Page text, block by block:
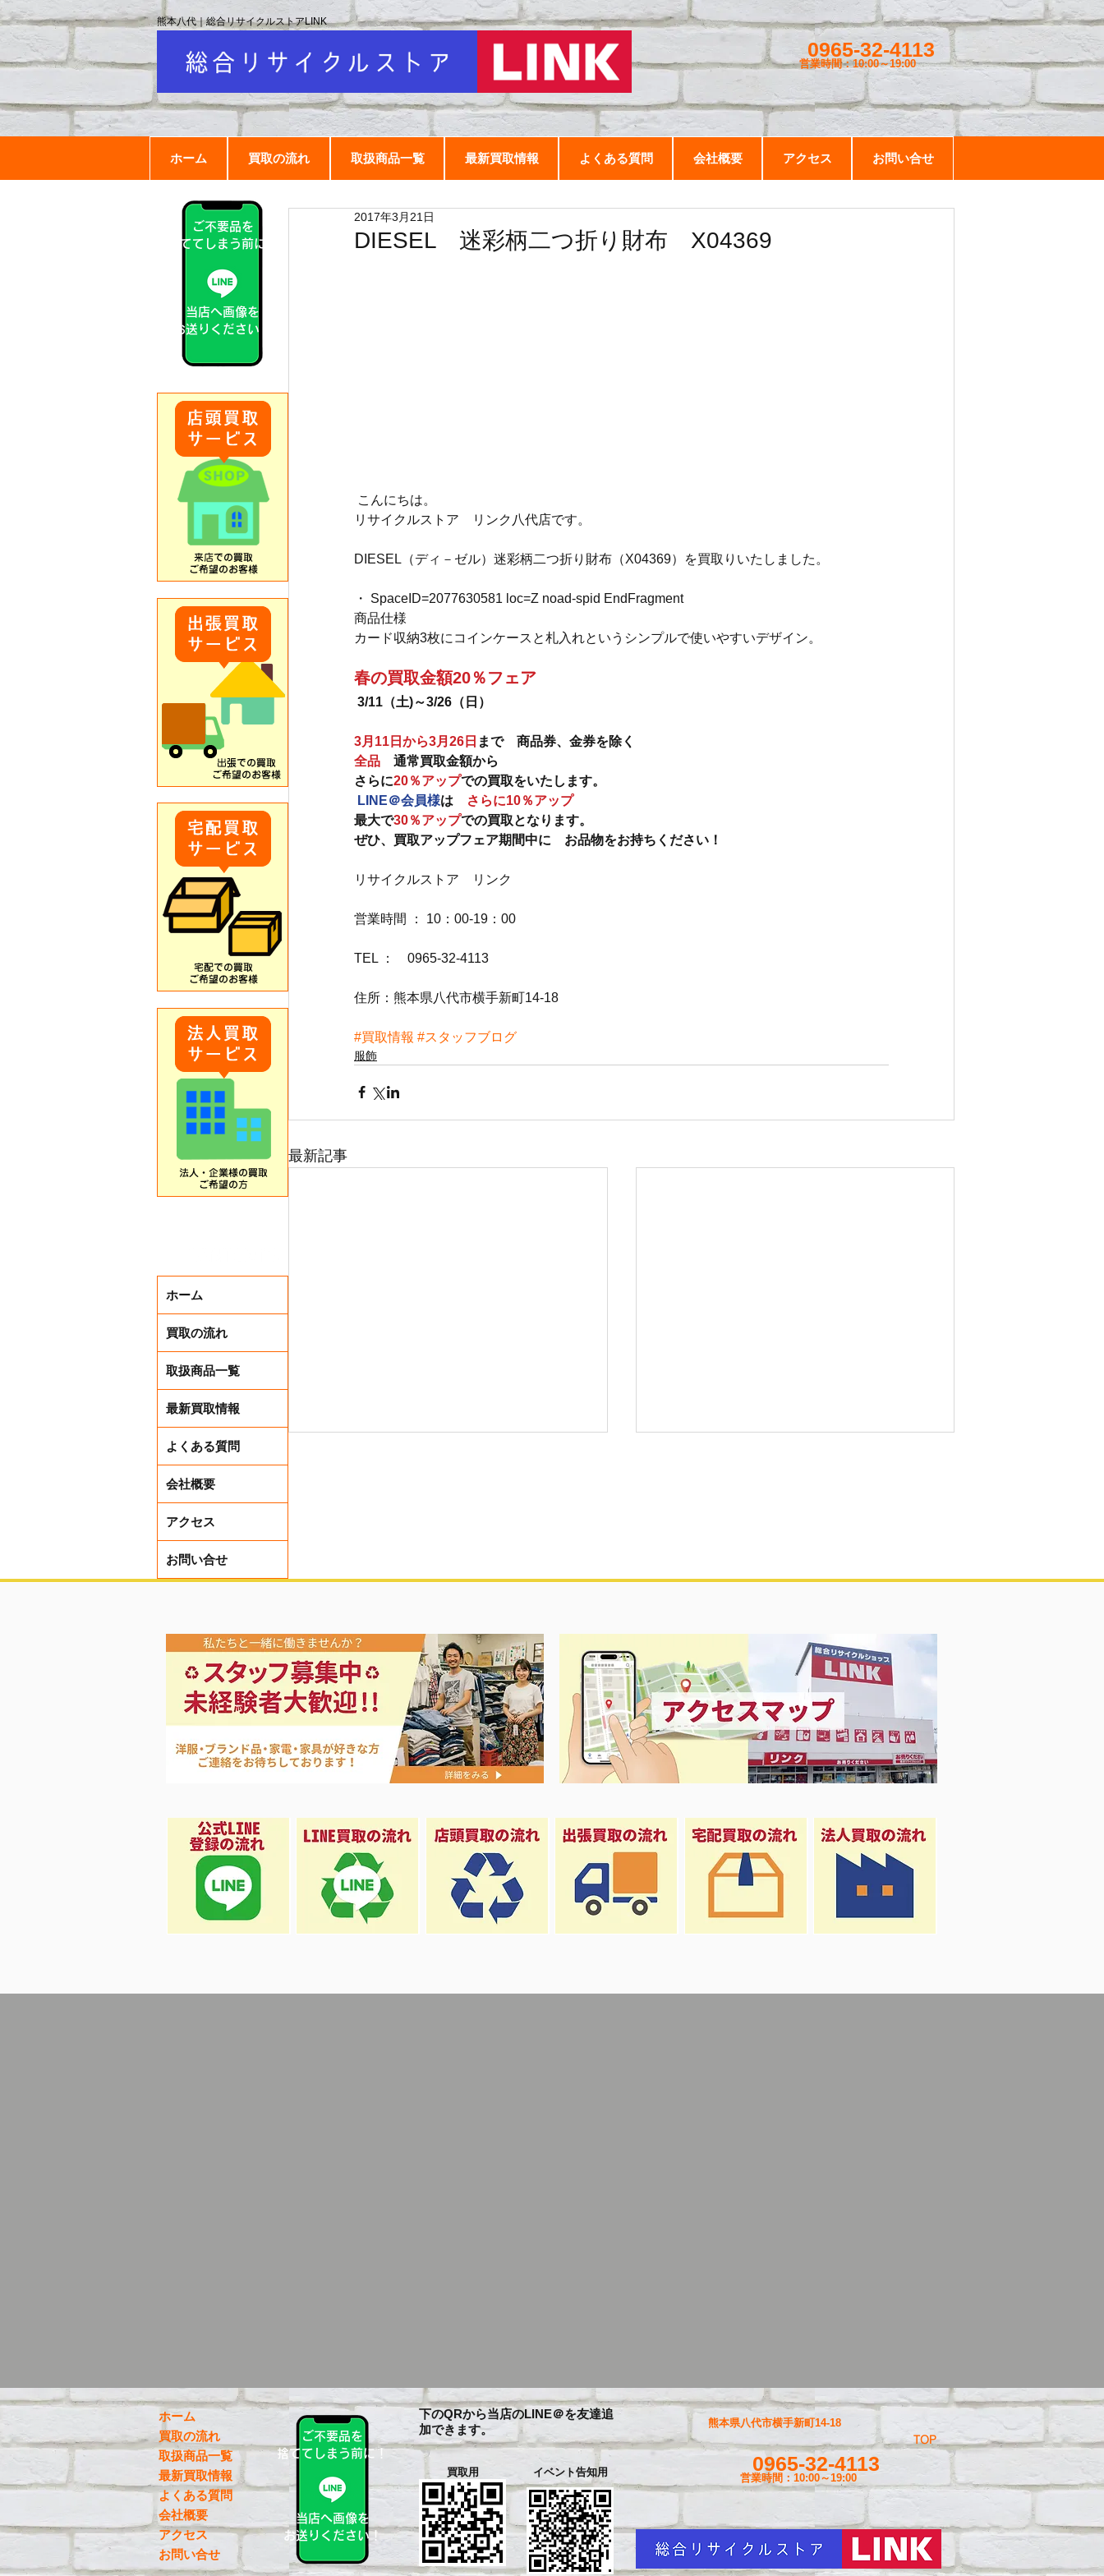
0965-32-4113
営業時間：10:00～19:00
ホーム 買取の流れ 取扱商品一覧 最新買取情報 よくある質問 会社概要 アクセス お問い合せ
熊本八代｜総合リサイクルストアLINK
DIESEL 迷彩柄二つ折り財布 X04369
2017年3月21日
こんにちは。
リサイクルストア　リンク八代店です。
DIESEL（ディ－ゼル）迷彩柄二つ折り財布（X04369）を買取りいたしました。
・ SpaceID=2077630581 loc=Z noad-spid EndFragment
商品仕様
カード収納3枚にコインケースと札入れというシンプルで使いやすいデザイン。
春の買取金額20％フェア
3/11（土)～3/26（日）
3月11日から3月26日 まで　商品券、金券を除く
全品 通常買取金額から
さらに20％アップでの買取をいたします。
LINE＠会員様は
さらに10％アップ
最大で30％アップでの買取となります。
ぜひ、買取アップフェア期間中に　お品物をお持ちください！
リサイクルストア　リンク
営業時間 ： 10：00-19：00
TEL ：　0965-32-4113
住所：熊本県八代市横手新町14-18
#買取情報 #スタッフブログ
服飾
最新記事
ホーム
買取の流れ
取扱商品一覧
最新買取情報
よくある質問
会社概要
アクセス
お問い合せ
ご不要品を
捨ててしまう前に！
当店へ画像を
お送りください！
ホーム
買取の流れ
取扱商品一覧
最新買取情報
よくある質問
会社概要
アクセス
お問い合せ
ご不要品を
捨ててしまう前に！
当店へ画像を
お送りください！
下のQRから当店のLINE＠を友達追
加できます。
買取用 イベント告知用
TOP
0965-32-4113
営業時間：10:00～19:00
熊本県八代市横手新町14-18